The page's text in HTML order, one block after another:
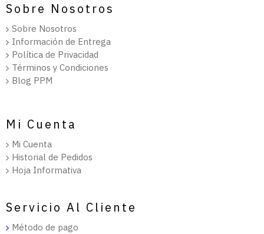
Sobre Nosotros
Sobre Nosotros
Información de Entrega
Política de Privacidad
Términos y Condiciones
Blog PPM
Mi Cuenta
Mi Cuenta
Historial de Pedidos
Hoja Informativa
Servicio Al Cliente
Método de pago